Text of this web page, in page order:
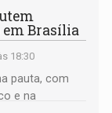
em Brasília
18:30
pauta, com
e na